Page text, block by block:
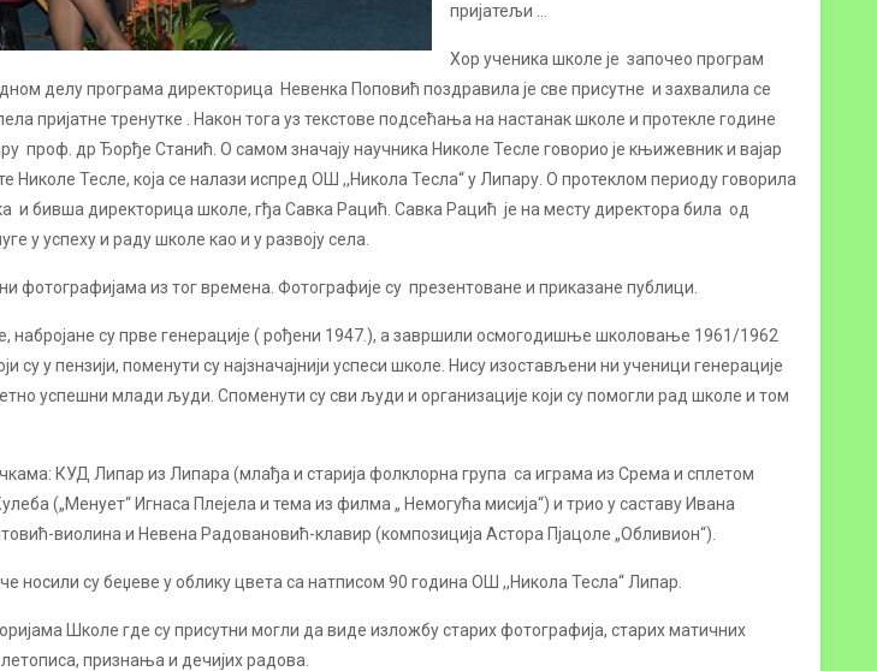
пријатељи …
Хор ученика школе је започео програм
делу програма директорица Невенка Поповић поздравила је све присутне и захвалила се
пријатне тренутке . Након тога уз текстове подсећања на настанак школе и протекле године
проф. др Ђорђе Станић. О самом значају научника Николе Тесле говорио је књижевник и вајар
Тесле, која се налази испред ОШ ,,Никола Тесла“ у Липару. О протеклом периоду говорила
и бивша директорица школе, гђа Савка Рацић. Савка Рацић је на месту директора била од
у успеху и раду школе као и у развоју села.
фотографијама из тог времена. Фотографије су презентоване и приказане публици.
набројане су прве генерације ( рођени 1947.), а завршили осмогодишње школовање 1961/1962
су у пензији, поменути су најзначајнији успеси школе. Нису изостављени ни ученици генерације
успешни млади људи. Споменути су сви људи и организације који су помогли рад школе и том
КУД Липар из Липара (млађа и старија фолклорна група са играма из Срема и сплетом
(„Менует“ Игнаса Плејела и тема из филма „ Немогућа мисија“) и трио у саставу Ивана
виолина и Невена Радовановић-клавир (композиција Астора Пјацоле „Обливион“).
носили су беџеве у облику цвета са натписом 90 година ОШ ,,Никола Тесла“ Липар.
Школе где су присутни могли да виде изложбу старих фотографија, старих матичних
признања и дечијих радова.